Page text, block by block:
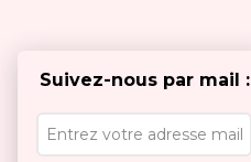
Suivez-nous par mail :